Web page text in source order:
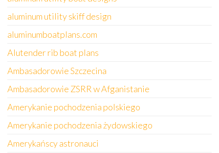
aluminum utility skiff design
aluminumboatplans.com
Alutender rib boat plans
Ambasadorowie Szczecina
Ambasadorowie ZSRR w Afganistanie
Amerykanie pochodzenia polskiego
Amerykanie pochodzenia żydowskiego
Amerykańscy astronauci